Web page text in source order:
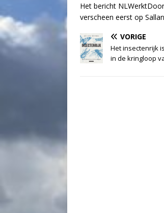
Het bericht
verscheen eerst op
VORIGE
Het insectenrijk
in de kringloop